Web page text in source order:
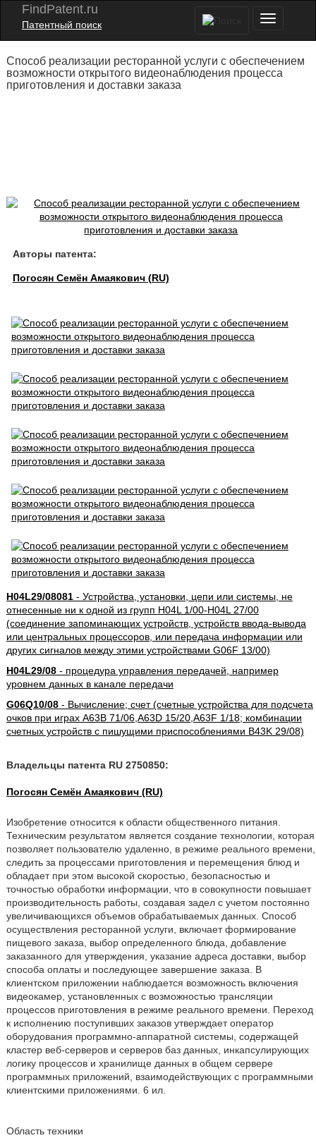
FindPatent.ru
Патентный поиск
Способ реализации ресторанной услуги с обеспечением
возможности открытого видеонаблюдения процесса
приготовления и доставки заказа
Авторы патента:
Погосян Семён Амаякович (RU)
H04L29/08081- Устройства, установки, цепи или системы, не
отнесенные ни к одной из групп H04L 1/00-H04L 27/00
(соединение запоминающих устройств, устройств ввода-вывода
или центральных процессоров, или передача информации или
других сигналов между этими устройствами G06F 13/00)
H04L29/08- процедура управления передачей, например
уровнем данных в канале передачи
G06Q10/08- Вычисление; счет (счетные устройства для подсчета
очков при играх A63B 71/06,A63D 15/20,A63F 1/18; комбинации
счетных устройств с пишущими приспособлениями B43K 29/08)
Владельцы патента RU 2750850:
Погосян Семён Амаякович (RU)
Изобретение относится к области общественного питания.
Техническим результатом является создание технологии, которая
позволяет пользователю удаленно, в режиме реального времени,
следить за процессами приготовления и перемещения блюд и
обладает при этом высокой скоростью, безопасностью и
точностью обработки информации, что в совокупности повышает
производительность работы, создавая задел с учетом постоянно
увеличивающихся объемов обрабатываемых данных. Способ
осуществления ресторанной услуги, включает формирование
пищевого заказа, выбор определенного блюда, добавление
заказанного для утверждения, указание адреса доставки, выбор
способа оплаты и последующее завершение заказа. В
клиентском приложении наблюдается возможность включения
видеокамер, установленных с возможностью трансляции
процессов приготовления в режиме реального времени. Переход
к исполнению поступивших заказов утверждает оператор
оборудования программно-аппаратной системы, содержащей
кластер веб-серверов и серверов баз данных, инкапсулирующих
логику процессов и хранилище данных в общем сервере
программных приложений, взаимодействующих с программными
клиентскими приложениями. 6 ил.
Область техники